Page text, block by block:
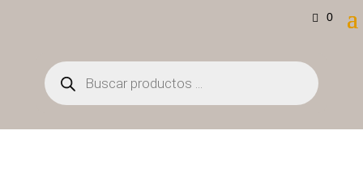
0
Búsqueda
de
productos